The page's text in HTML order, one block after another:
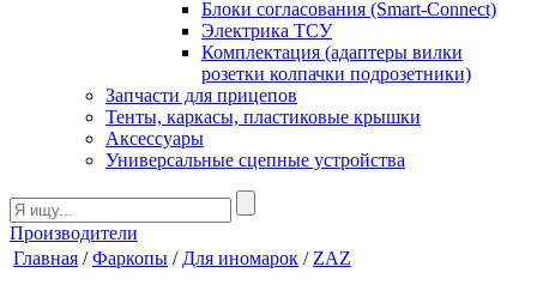
Блоки согласования (Smart-Connect)
Электрика ТСУ
Комплектация (адаптеры вилки
розетки колпачки подрозетники)
Запчасти для прицепов
Тенты, каркасы, пластиковые крышки
Аксессуары
Универсальные сцепные устройства
Производители
Главная /Фаркопы / Для иномарок / ZAZ